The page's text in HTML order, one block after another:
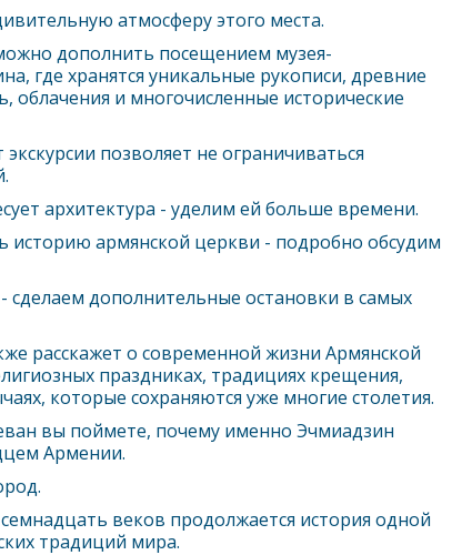
атмосферу этого места.
дополнить посещением музея-
где хранятся уникальные рукописи, древние
облачения и многочисленные исторические
позволяет не ограничиваться
архитектура - уделим ей больше времени.
историю армянской церкви - подробно обсудим
сделаем дополнительные остановки в самых
расскажет о современной жизни Армянской
праздниках, традициях крещения,
которые сохраняются уже многие столетия.
вы поймете, почему именно Эчмиадзин
Армении.
веков продолжается история одной
традиций мира.